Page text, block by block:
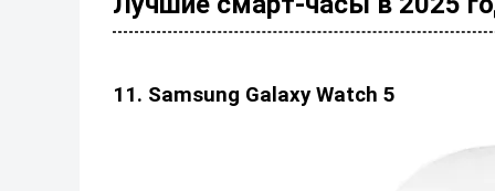
11. Samsung Galaxy Watch 5